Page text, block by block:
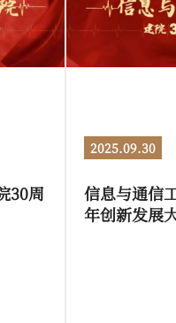
30周
2025.09.30
信息与通信
年创新发展